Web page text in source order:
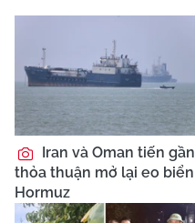
Iran và Oman tiến gần
thỏa thuận mở lại eo biển
Hormuz